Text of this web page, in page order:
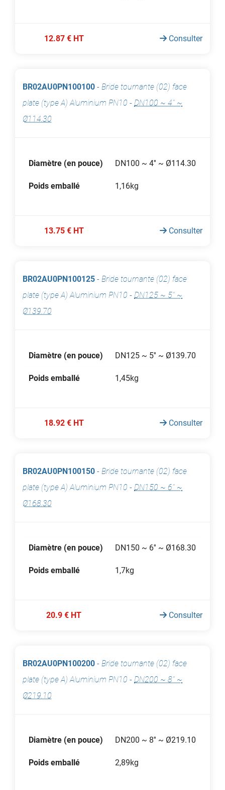
12.87 € HT Consulter
BR02AU0PN100100 - Bride tournante (02) face
plate (type A) Aluminium PN10 - DN100 ~ 4'' ~
Ø114.30
Diamètre (en pouce) DN100 ~ 4'' ~ Ø114.30
Poids emballé 1,16kg
13.75 € HT Consulter
BR02AU0PN100125 - Bride tournante (02) face
plate (type A) Aluminium PN10 - DN125 ~ 5'' ~
Ø139.70
Diamètre (en pouce) DN125 ~ 5'' ~ Ø139.70
Poids emballé 1,45kg
18.92 € HT Consulter
BR02AU0PN100150 - Bride tournante (02) face
plate (type A) Aluminium PN10 - DN150 ~ 6'' ~
Ø168.30
Diamètre (en pouce) DN150 ~ 6'' ~ Ø168.30
Poids emballé 1,7kg
20.9 € HT Consulter
BR02AU0PN100200 - Bride tournante (02) face
plate (type A) Aluminium PN10 - DN200 ~ 8'' ~
Ø219.10
Diamètre (en pouce) DN200 ~ 8'' ~ Ø219.10
Poids emballé 2,89kg